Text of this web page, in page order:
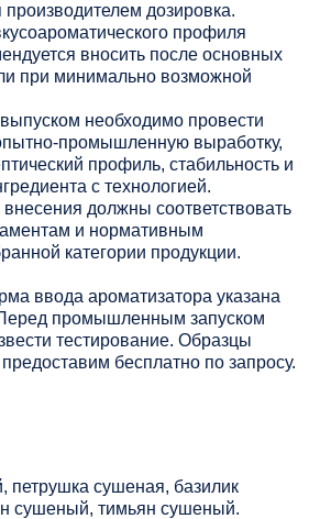
производителем дозировка.
профиля
вносить после основных
при минимально возможной
необходимо провести
промышленную выработку,
профиль, стабильность и
с технологией.
должны соответствовать
и нормативным
категории продукции.
ввода ароматизатора указана
промышленным запуском
тестирование. Образцы
бесплатно по запросу.
петрушка сушеная, базилик
сушеный, тимьян сушеный.